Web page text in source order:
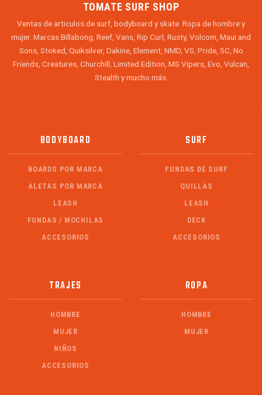
TOMATE SURF SHOP
Ventas de articulos de surf, bodyboard y skate. Ropa de hombre y
mujer. Marcas Billabong, Reef, Vans, Rip Curl, Rusty, Volcom, Maui and
Sons, Stoked, Quiksilver, Dakine, Element, NMD, VS, Pride, 5C, No
Friends, Creatures, Churchill, Limited Edition, MS Vipers, Evo, Vulcan,
Stealth y mucho más.
BODYBOARD
BOARDS POR MARCA
ALETAS POR MARCA
LEASH
FUNDAS / MOCHILAS
ACCESORIOS
SURF
FUNDAS DE SURF
QUILLAS
LEASH
DECK
ACCESORIOS
TRAJES
HOMBRE
MUJER
NIÑOS
ACCESORIOS
ROPA
HOMBRE
MUJER